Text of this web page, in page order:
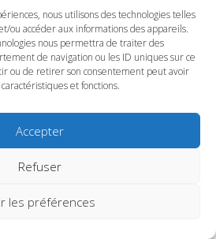
nous utilisons des technologies telles
ou accéder aux informations des appareils.
nous permettra de traiter des
de navigation ou les ID uniques sur ce
ou de retirer son consentement peut avoir
et fonctions.
Accepter
Refuser
les préférences
du Pays Basque sur les
réseaux
SITE DU CONSERVATOIRE